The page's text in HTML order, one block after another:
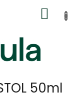
KOŠÍK
50ml